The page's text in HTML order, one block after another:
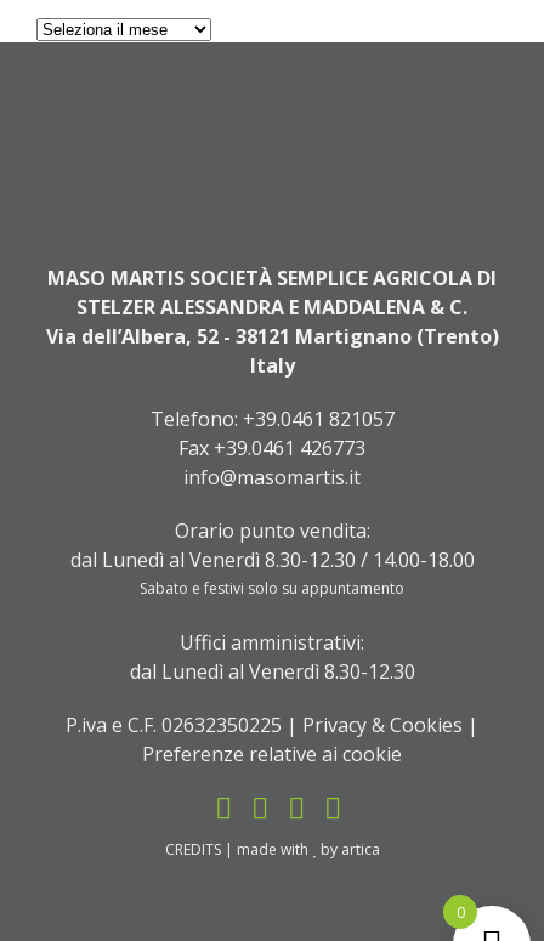
Archives
MASO MARTIS SOCIETÀ SEMPLICE AGRICOLA DI
STELZER ALESSANDRA E MADDALENA & C.
Via dell’Albera, 52 - 38121 Martignano (Trento)
Italy
Telefono: +39.0461 821057
Fax +39.0461 426773
info@masomartis.it
Orario punto vendita:
dal Lunedì al Venerdì 8.30-12.30 / 14.00-18.00
Sabato e festivi solo su appuntamento
Uffici amministrativi:
dal Lunedì al Venerdì 8.30-12.30
P.iva e C.F. 02632350225 | Privacy & Cookies |
Preferenze relative ai cookie
CREDITS | made with by artica
0